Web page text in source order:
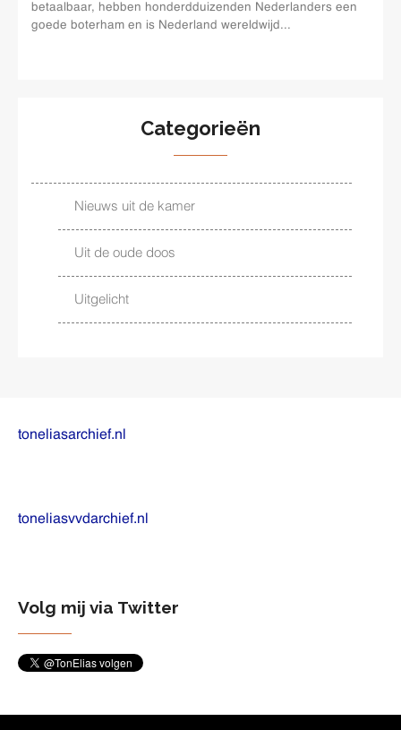
betaalbaar, hebben honderdduizenden Nederlanders een
goede boterham en is Nederland wereldwijd...
Categorieën
Nieuws uit de kamer
Uit de oude doos
Uitgelicht
toneliasarchief.nl
toneliasvvdarchief.nl
Volg mij via Twitter